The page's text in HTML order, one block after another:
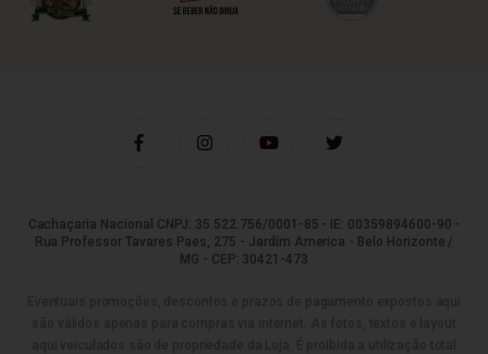
Cachaçaria Nacional CNPJ: 35.522.756/0001-85 - IE: 00359894600-90 -
Rua Professor Tavares Paes, 275 - Jardim America - Belo Horizonte /
MG - CEP: 30421-473